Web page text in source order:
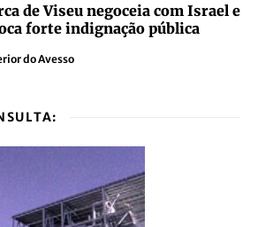
de Viseu negoceia com Israel e
forte indignação pública
do Avesso